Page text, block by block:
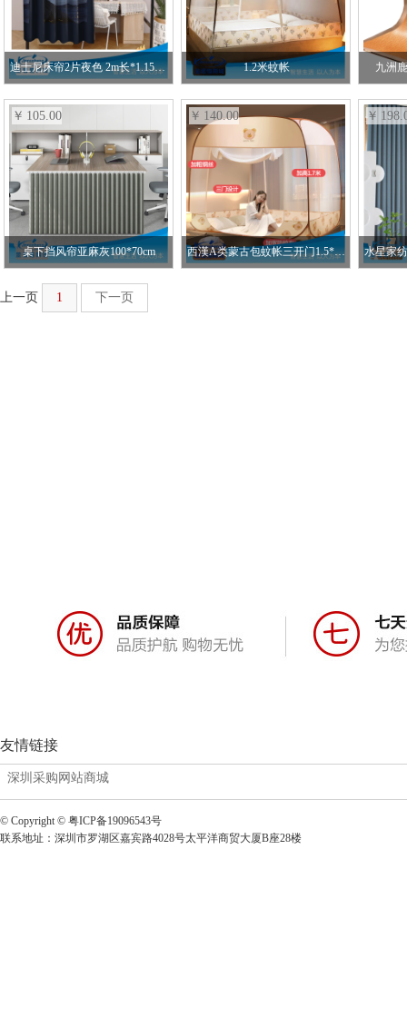
迪士尼床帘2片夜色 2m长*1.15m高 1.2米蚊帐 九洲
桌下挡风帘亚麻灰100*70cm
105.00
西漢A类蒙古包蚊帐三开门1.5*2米床
140.00
上一页 1 下一页
友情链接
深圳采购网站商城
© Copyright © 粤ICP备19096543号
联系地址：深圳市罗湖区嘉宾路4028号太平洋商贸大厦B座28楼